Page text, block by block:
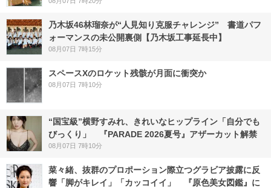
乃木坂46林瑠奈が“人見知り克服チャレンジ” 書道パフ
ォーマンスの未公開裏側【乃木坂工事延長中】
08月07日 7時15分
スペースXのロケット残骸が月面に衝突か
08月07日 7時10分
“国宝級”横野すみれ、きれいなヒップライン「自分でも
びっくり」 『PARADE 2026夏号』アザーカット解禁
08月07日 7時10分
菜々緒、抜群のプロポーション際立つグラビア披露に反
響「脚がキレイ」「カッコイイ」 『原色美女図鑑』に